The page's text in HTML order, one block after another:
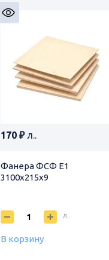
170 ₽л..
Фанера ФСФ Е1
3100х215х9
л.
В корзину